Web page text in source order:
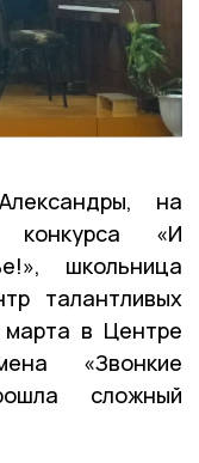
на
«И
школьница
талантливых
в Центре
«Звонкие
сложный